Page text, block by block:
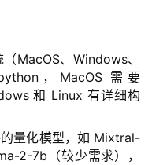
MacOS、Windows、
，MacOS 需要
和 Linux 有详细构
量化模型，如 Mixtral-
2-7b（较少需求），